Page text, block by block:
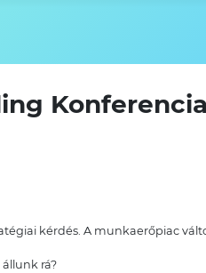
kérdés. A munkaerőpiac
rá?